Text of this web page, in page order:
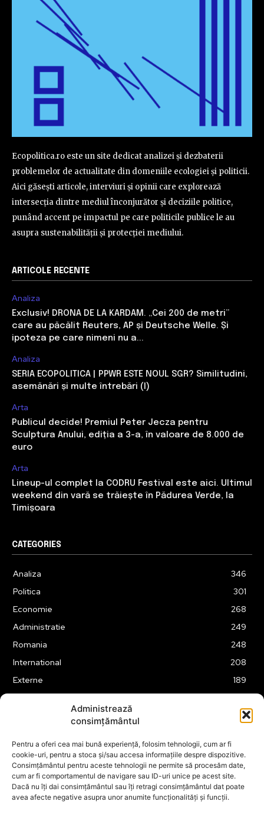
Administrează
consimțământul
Pentru a oferi cea mai bună experiență, folosim tehnologii, cum ar fi
cookie-uri, pentru a stoca și/sau accesa informațiile despre dispozitive.
Consimțământul pentru aceste tehnologii ne permite să procesăm date,
cum ar fi comportamentul de navigare sau ID-uri unice pe acest site.
Dacă nu îți dai consimțământul sau îți retragi consimțământul dat poate
avea afecte negative asupra unor anumite funcționalități și funcții.
Ecopolitica.ro este un site dedicat analizei și dezbaterii
problemelor de actualitate din domeniile ecologiei și politicii.
Aici găsești articole, interviuri și opinii care explorează
intersecția dintre mediul înconjurător și deciziile politice,
punând accent pe impactul pe care politicile publice le au
asupra sustenabilității și protecției mediului.
ARTICOLE RECENTE
Analiza
Exclusiv! DRONA DE LA KARDAM. „Cei 200 de metri”
care au păcălit Reuters, AP și Deutsche Welle. Și
ipoteza pe care nimeni nu a...
Analiza
SERIA ECOPOLITICA | PPWR ESTE NOUL SGR? Similitudini,
asemănări și multe întrebări (I)
Arta
Publicul decide! Premiul Peter Jecza pentru
Sculptura Anului, ediția a 3-a, în valoare de 8.000 de
euro
Arta
Lineup-ul complet la CODRU Festival este aici. Ultimul
weekend din vară se trăiește în Pădurea Verde, la
Timișoara
CATEGORIES
Analiza
346
Politica
301
Economie
268
Administratie
249
Romania
248
International
208
Externe
189
175
Financiar
160
ABUZURI
158
Social
157